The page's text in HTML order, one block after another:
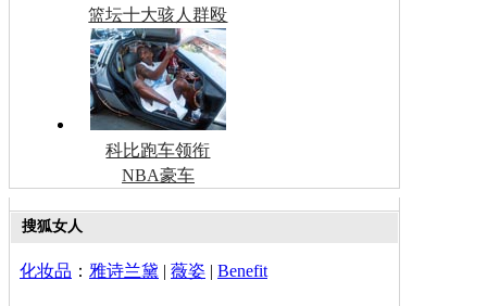
篮坛十大骇人群殴
科比跑车领衔
NBA豪车
搜狐女人
化妆品 ： 雅诗兰黛 | 薇姿 | Benefit